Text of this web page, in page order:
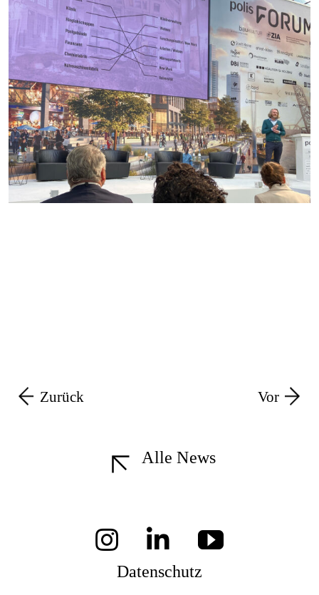
Zurück Vor
Alle News
Datenschutz